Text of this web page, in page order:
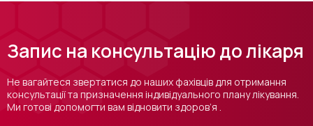
Запис на консультацію до лікаря
Не вагайтеся звертатися до наших фахівців для отримання
консультації та призначення індивідуального плану лікування.
Ми готові допомогти вам відновити здоров’я .